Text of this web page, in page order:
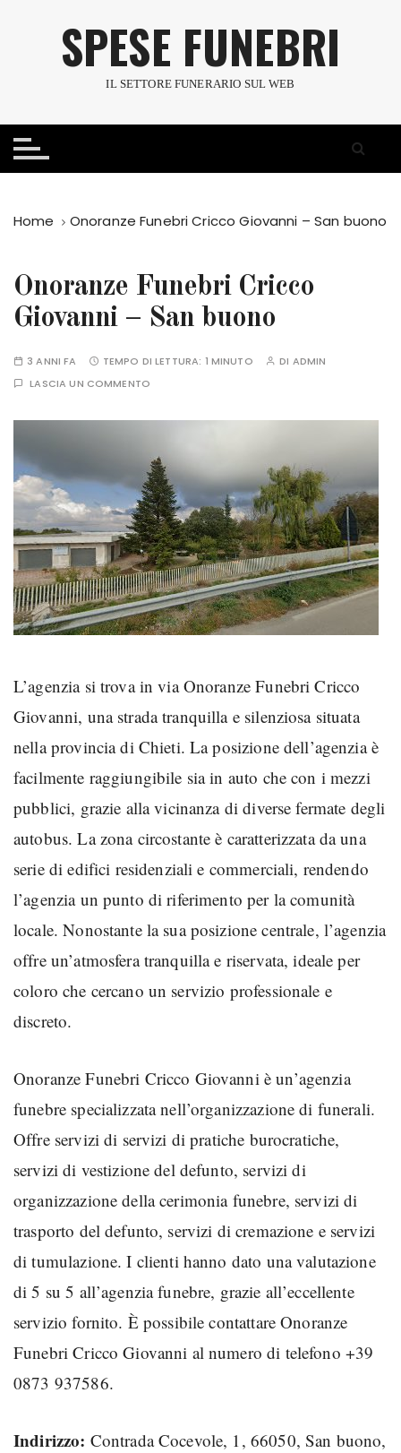
a
SPESE FUNEBRI
IL SETTORE FUNERARIO SUL WEB
Home Onoranze Funebri Cricco Giovanni – San buono
Onoranze Funebri Cricco
Giovanni – San buono
3 ANNI FA TEMPO DI LETTURA: 1 MINUTO DI ADMIN
LASCIA UN COMMENTO
L’agenzia si trova in via Onoranze Funebri Cricco
Giovanni, una strada tranquilla e silenziosa situata
nella provincia di Chieti. La posizione dell’agenzia è
facilmente raggiungibile sia in auto che con i mezzi
pubblici, grazie alla vicinanza di diverse fermate degli
autobus. La zona circostante è caratterizzata da una
serie di edifici residenziali e commerciali, rendendo
l’agenzia un punto di riferimento per la comunità
locale. Nonostante la sua posizione centrale, l’agenzia
offre un’atmosfera tranquilla e riservata, ideale per
coloro che cercano un servizio professionale e
discreto.
Onoranze Funebri Cricco Giovanni è un’agenzia
funebre specializzata nell’organizzazione di funerali.
Offre servizi di servizi di pratiche burocratiche,
servizi di vestizione del defunto, servizi di
organizzazione della cerimonia funebre, servizi di
trasporto del defunto, servizi di cremazione e servizi
di tumulazione. I clienti hanno dato una valutazione
di 5 su 5 all’agenzia funebre, grazie all’eccellente
servizio fornito. È possibile contattare Onoranze
Funebri Cricco Giovanni al numero di telefono +39
0873 937586.
Indirizzo: Contrada Cocevole, 1, 66050, San buono,